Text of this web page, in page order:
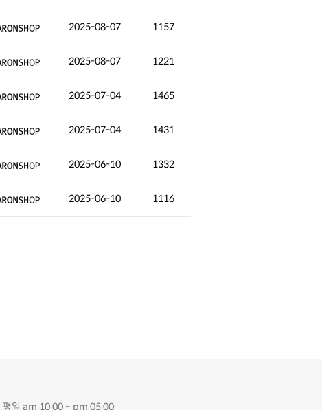
2025-08-07 1157
2025-08-07 1221
2025-07-04 1465
2025-07-04 1431
2025-06-10 1332
2025-06-10 1116
평일 am 10:00 ~ pm 05:00